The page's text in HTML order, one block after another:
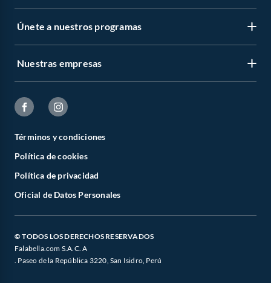
Únete a nuestros programas
Nuestras empresas
Términos y condiciones
Política de cookies
Política de privacidad
Oficial de Datos Personales
© TODOS LOS DERECHOS RESERVADOS
Falabella.com S.A.C. A
. Paseo de la República 3220, San Isidro, Perú